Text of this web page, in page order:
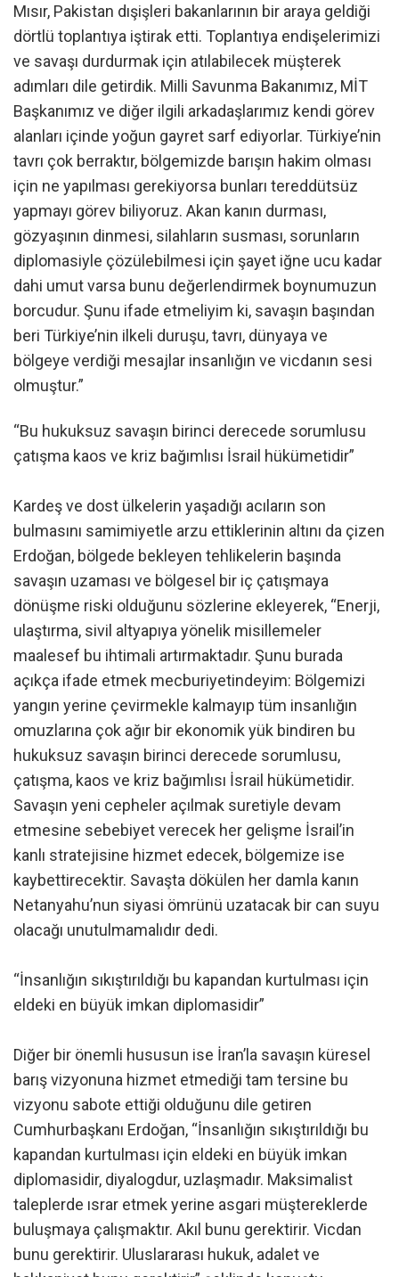
Mısır, Pakistan dışişleri bakanlarının bir araya geldiği
dörtlü toplantıya iştirak etti. Toplantıya endişelerimizi
ve savaşı durdurmak için atılabilecek müşterek
adımları dile getirdik. Milli Savunma Bakanımız, MİT
Başkanımız ve diğer ilgili arkadaşlarımız kendi görev
alanları içinde yoğun gayret sarf ediyorlar. Türkiye’nin
tavrı çok berraktır, bölgemizde barışın hakim olması
için ne yapılması gerekiyorsa bunları tereddütsüz
yapmayı görev biliyoruz. Akan kanın durması,
gözyaşının dinmesi, silahların susması, sorunların
diplomasiyle çözülebilmesi için şayet iğne ucu kadar
dahi umut varsa bunu değerlendirmek boynumuzun
borcudur. Şunu ifade etmeliyim ki, savaşın başından
beri Türkiye’nin ilkeli duruşu, tavrı, dünyaya ve
bölgeye verdiği mesajlar insanlığın ve vicdanın sesi
olmuştur.”
“Bu hukuksuz savaşın birinci derecede sorumlusu
çatışma kaos ve kriz bağımlısı İsrail hükümetidir”
Kardeş ve dost ülkelerin yaşadığı acıların son
bulmasını samimiyetle arzu ettiklerinin altını da çizen
Erdoğan, bölgede bekleyen tehlikelerin başında
savaşın uzaması ve bölgesel bir iç çatışmaya
dönüşme riski olduğunu sözlerine ekleyerek, “Enerji,
ulaştırma, sivil altyapıya yönelik misillemeler
maalesef bu ihtimali artırmaktadır. Şunu burada
açıkça ifade etmek mecburiyetindeyim: Bölgemizi
yangın yerine çevirmekle kalmayıp tüm insanlığın
omuzlarına çok ağır bir ekonomik yük bindiren bu
hukuksuz savaşın birinci derecede sorumlusu,
çatışma, kaos ve kriz bağımlısı İsrail hükümetidir.
Savaşın yeni cepheler açılmak suretiyle devam
etmesine sebebiyet verecek her gelişme İsrail’in
kanlı stratejisine hizmet edecek, bölgemize ise
kaybettirecektir. Savaşta dökülen her damla kanın
Netanyahu’nun siyasi ömrünü uzatacak bir can suyu
olacağı unutulmamalıdır dedi.
“İnsanlığın sıkıştırıldığı bu kapandan kurtulması için
eldeki en büyük imkan diplomasidir”
Diğer bir önemli hususun ise İran’la savaşın küresel
barış vizyonuna hizmet etmediği tam tersine bu
vizyonu sabote ettiği olduğunu dile getiren
Cumhurbaşkanı Erdoğan, “İnsanlığın sıkıştırıldığı bu
kapandan kurtulması için eldeki en büyük imkan
diplomasidir, diyalogdur, uzlaşmadır. Maksimalist
taleplerde ısrar etmek yerine asgari müştereklerde
buluşmaya çalışmaktır. Akıl bunu gerektirir. Vicdan
bunu gerektirir. Uluslararası hukuk, adalet ve